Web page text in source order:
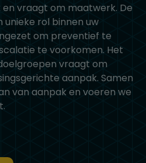
en vraagt om maatwerk. De
rol binnen uw
om preventief te
te voorkomen. Het
vraagt om
aanpak. Samen
van aanpak en voeren we